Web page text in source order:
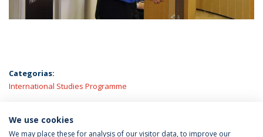
Categorias:
International Studies Programme
ÚLTIMAS NOTÍCIAS
We use cookies
We may place these for analysis of our visitor data, to improve our